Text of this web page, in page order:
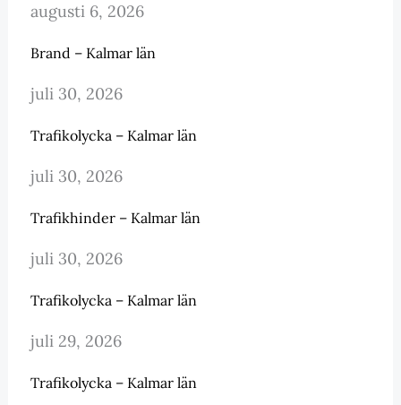
augusti 6, 2026
Brand – Kalmar län
juli 30, 2026
Trafikolycka – Kalmar län
juli 30, 2026
Trafikhinder – Kalmar län
juli 30, 2026
Trafikolycka – Kalmar län
juli 29, 2026
Trafikolycka – Kalmar län